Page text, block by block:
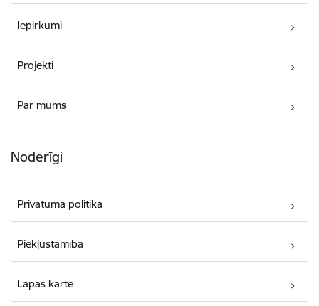
Iepirkumi
Projekti
Par mums
Noderīgi
Privātuma politika
Piekļūstamība
Lapas karte